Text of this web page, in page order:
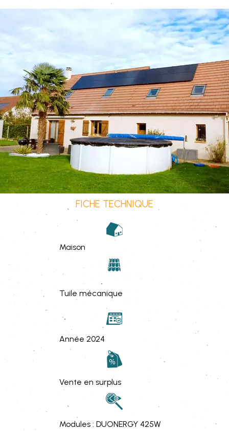
FICHE TECHNIQUE
Maison
Tuile mécanique
Année 2024
Vente en surplus
Modules : DUONERGY 425W